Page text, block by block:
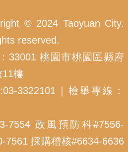
© 2024 Taoyuan City.
reserved.
33001 桃園市桃園區縣府
11樓
3322101｜檢舉專線：
7554 政風預防科#7556-
7561 採購稽核#6634-6636